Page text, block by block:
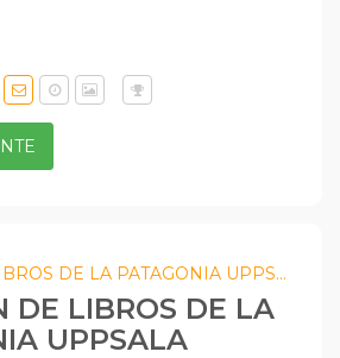
ALMACEN DE LIBROS DE LA PATAGONIA UPPSALA
DE LIBROS DE LA
UPPSALA